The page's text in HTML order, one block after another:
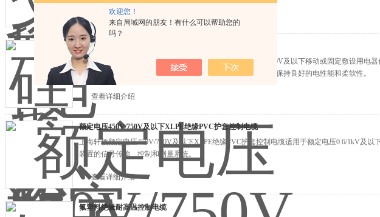
欢迎您！
来自局域网的朋友！有什么可以帮助您的
吗？
消防具有特殊要求的场合。
查看详细介绍
硅橡胶绝缘耐热控制电缆
上海轩顼硅橡胶绝缘耐热控制电缆适用于交流额定电压450/750V及以下移动或固定敷设用电
传输，电缆具有较好的热稳定性，能在高温、低温、腐蚀性中保持良好的电性能和柔软性。
查看详细介绍
额定电压450V/750V及以下XLPE绝缘PVC护套控制电缆
上海轩顼额定电压450V/750V及以下XLPE绝缘PVC护套控制电缆适用于额定电压0.6/1kV及以
装置的信号传输、控制和测量系统。
查看详细介绍
氟塑料绝缘耐高温控制电缆